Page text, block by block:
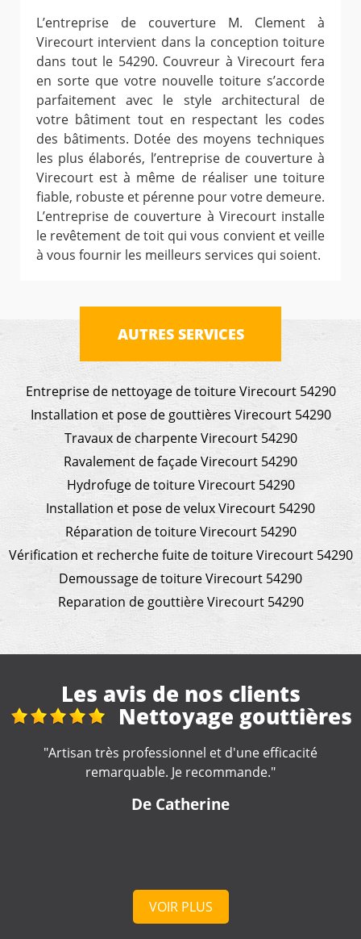
L’entreprise de couverture M. Clement à
Virecourt intervient dans la conception toiture
dans tout le 54290. Couvreur à Virecourt fera
en sorte que votre nouvelle toiture s’accorde
parfaitement avec le style architectural de
votre bâtiment tout en respectant les codes
des bâtiments. Dotée des moyens techniques
les plus élaborés, l’entreprise de couverture à
Virecourt est à même de réaliser une toiture
fiable, robuste et pérenne pour votre demeure.
L’entreprise de couverture à Virecourt installe
le revêtement de toit qui vous convient et veille
à vous fournir les meilleurs services qui soient.
AUTRES SERVICES
Entreprise de nettoyage de toiture Virecourt 54290
Installation et pose de gouttières Virecourt 54290
Travaux de charpente Virecourt 54290
Ravalement de façade Virecourt 54290
Hydrofuge de toiture Virecourt 54290
Installation et pose de velux Virecourt 54290
Réparation de toiture Virecourt 54290
Vérification et recherche fuite de toiture Virecourt 54290
Demoussage de toiture Virecourt 54290
Reparation de gouttière Virecourt 54290
Les avis de nos clients
Fuite toiture
"Artisan réactif et compétent. A recommander "
De Nounette
VOIR PLUS